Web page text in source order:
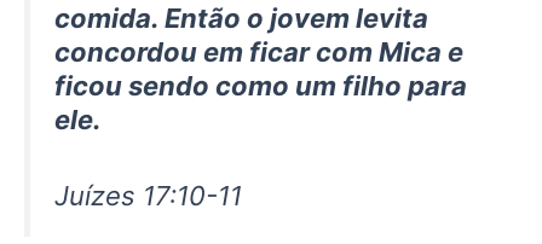
comida. Então o jovem levita
concordou em ficar com Mica e
ficou sendo como um filho para
ele.
Juízes 17:10-11